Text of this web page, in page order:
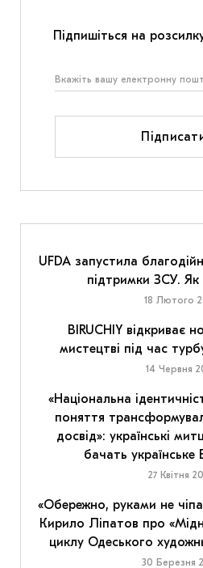
Підпишіться на
UFDA запустила
підтримки ЗСУ. Як
18 Лютого
BIRUCHIY відкриває
мистецтві під час
14 Червня
«Національна
поняття
досвід»: українські
бачать українське
27 Квітня
«Обережно, руками не
Кирило Ліпатов про
циклу Одеського
30 Березня